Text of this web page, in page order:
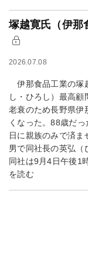
塚越寛氏（伊那
2026.07.08
伊那食品工業の塚
し・ひろし）最高顧
老衰のため長野県伊
くなった。88歳だ
日に親族のみで済ま
男で同社長の英弘（
同社は9月4日午後1
を読む